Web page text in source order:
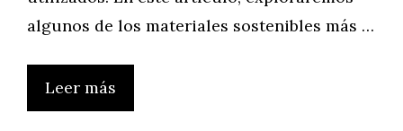
algunos de los materiales sostenibles más …
Leer más